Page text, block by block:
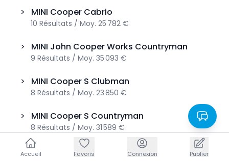
> MINI Cooper Cabrio
10 Résultats / Moy. 25 782 €
> MINI John Cooper Works Countryman
9 Résultats / Moy. 35 093 €
> MINI Cooper S Clubman
8 Résultats / Moy. 23 850 €
> MINI Cooper S Countryman
8 Résultats / Moy. 31 589 €
> MINI Countryman C
Accueil Favoris Connexion Publier
Accueil Favoris Connexion Publier